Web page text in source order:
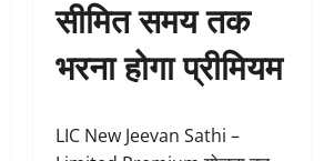
सीमित समय तक
भरना होगा प्रीमियम
LIC New Jeevan Sathi –